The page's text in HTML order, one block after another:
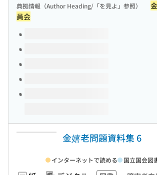
典拠情報（Author Heading/「を見よ」参照）
員会
このタイトルの巻号
金嬉老問題資料集 6
インターネットで読める 国立国会図